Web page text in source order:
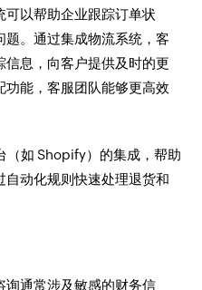
可以帮助企业跟踪订单状
题。通过集成物流系统，客
信息，向客户提供及时的更
功能，客服团队能够更高效
（如 Shopify）的集成，帮助
动化规则快速处理退货和
询通常涉及敏感的财务信